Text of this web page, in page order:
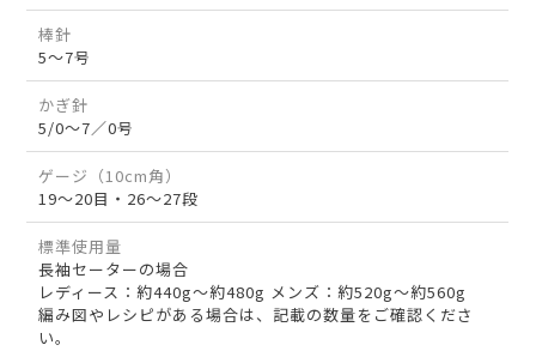
棒針
5～7号
かぎ針
5/0～7／0号
ゲージ（10cm角）
19～20目・26～27段
標準使用量
長袖セーターの場合
レディース：約440g～約480g メンズ：約520g～約560g
編み図やレシピがある場合は、記載の数量をご確認くださ
い。